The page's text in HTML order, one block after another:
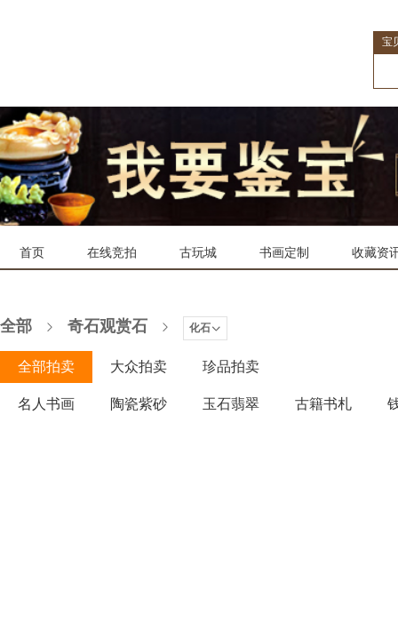
宝
首页 在线竞拍 古玩城 书画定制 收藏资
全部 奇石观赏石 化石
全部拍卖 大众拍卖 珍品拍卖
名人书画 陶瓷紫砂 玉石翡翠 古籍书札